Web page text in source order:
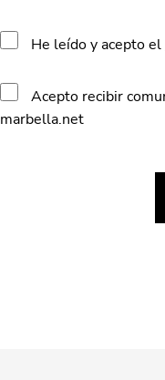
He leído y acepto el
Acepto recibir
marbella.net